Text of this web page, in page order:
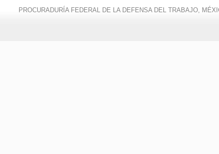
PROCURADURÍA FEDERAL DE LA DEFENSA DEL TRABAJO,